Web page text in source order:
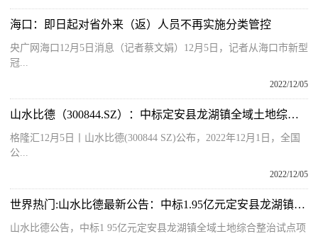
海口：即日起对省外来（返）人员不再实施分类管控
央广网海口12月5日消息（记者蔡文娟）12月5日，记者从海口市新型
冠...
2022/12/05
山水比德（300844.SZ）：中标定安县龙湖镇全域土地综合整治试点项目社会资本投资主体遴选
格隆汇12月5日丨山水比德(300844 SZ)公布，2022年12月1日，全国
公...
2022/12/05
世界热门:山水比德最新公告：中标1.95亿元定安县龙湖镇全域土地综合整治试点项目
山水比德公告，中标1 95亿元定安县龙湖镇全域土地综合整治试点项